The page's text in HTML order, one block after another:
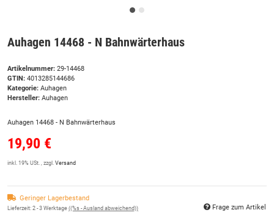
Auhagen 14468 - N Bahnwärterhaus
Artikelnummer: 29-14468
GTIN: 4013285144686
Kategorie: Auhagen
Hersteller: Auhagen
Auhagen 14468 - N Bahnwärterhaus
19,90 €
inkl. 19% USt. , zzgl. Versand
Geringer Lagerbestand
Lieferzeit: 2 - 3 Werktage ((%s - Ausland abweichend)) Frage zum Artikel